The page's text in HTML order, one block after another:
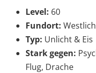
Level: 60
Fundort:
Typ: Unlicht & Eis
Stark gegen:
Flug, Drache